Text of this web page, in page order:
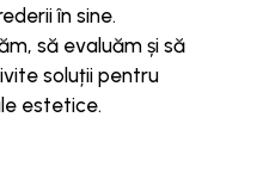
în sine.
să evaluăm și să
soluții pentru
estetice.